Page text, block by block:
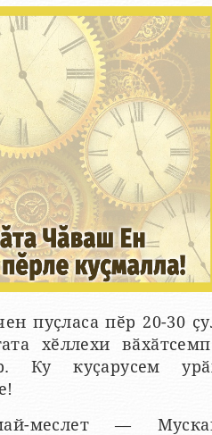
пуҫласа пӗр 20-30
хӗллехи
Ку куҫарусем
меслет —